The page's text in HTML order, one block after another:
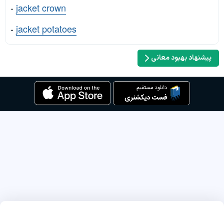
- jacket crown
- jacket potatoes
پیشنهاد بهبود معانی